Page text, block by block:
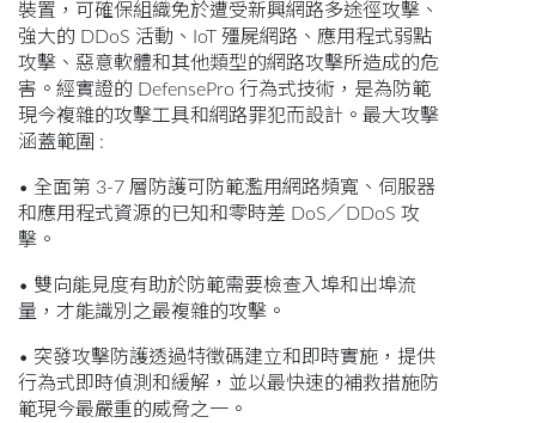
裝置，可確保組織免於遭受新興網路多途徑攻擊、
強大的 DDoS 活動、IoT 殭屍網路、應用程式弱點
攻擊、惡意軟體和其他類型的網路攻擊所造成的危
害。經實證的 DefensePro 行為式技術，是為防範
現今複雜的攻擊工具和網路罪犯而設計。最大攻擊
涵蓋範圍 :
• 全面第 3-7 層防護可防範濫用網路頻寬、伺服器
和應用程式資源的已知和零時差 DoS／DDoS 攻
擊。
• 雙向能見度有助於防範需要檢查入埠和出埠流
量，才能識別之最複雜的攻擊。
• 突發攻擊防護透過特徵碼建立和即時實施，提供
行為式即時偵測和緩解，並以最快速的補救措施防
範現今最嚴重的威脅之一。